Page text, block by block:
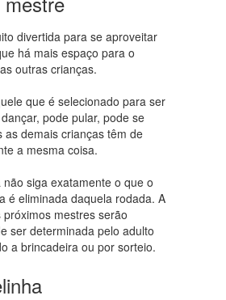
divertida para se aproveitar
há mais espaço para o
outras crianças.
que é selecionado para ser
pode pular, pode se
as demais crianças têm de
a mesma coisa.
siga exatamente o que o
é eliminada daquela rodada. A
mestres serão
ser determinada pelo adulto
a brincadeira ou por sorteio.